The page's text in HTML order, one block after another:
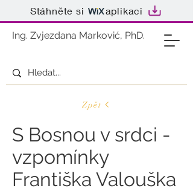
Stáhněte si aplikaci
Ing. Zvjezdana Marković, PhD.
Zpět
S Bosnou v srdci -
vzpomínky
Františka Valouška